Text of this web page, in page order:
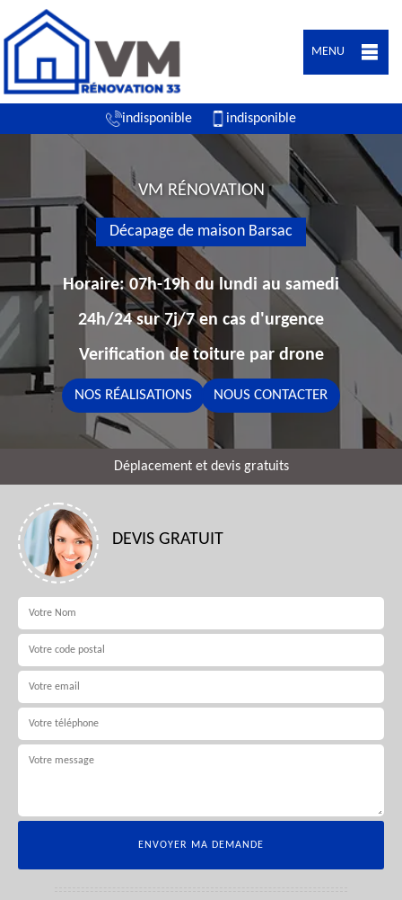
MENU
indisponible indisponible
VM RÉNOVATION
Décapage de maison Barsac
Horaire: 07h-19h du lundi au samedi
24h/24 sur 7j/7 en cas d'urgence
Verification de toiture par drone
NOS RÉALISATIONS NOUS CONTACTER
Déplacement et devis gratuits
DEVIS GRATUIT